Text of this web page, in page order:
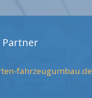
Partner
fahrzeugumbau.de